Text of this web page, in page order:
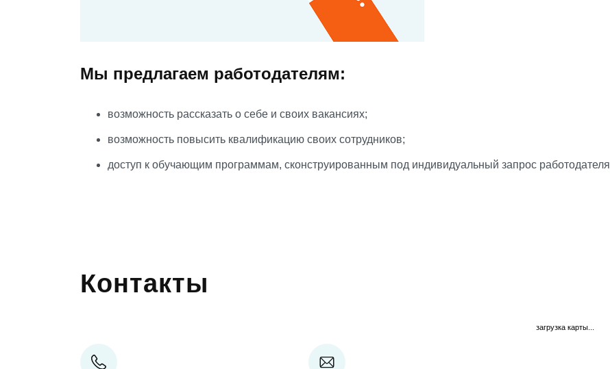
Мы предлагаем работодателям:
возможность рассказать о себе и своих вакансиях;
возможность повысить квалификацию своих сотрудников;
доступ к обучающим программам, сконструированным под индивидуальный запрос работодателя
Контакты
загрузка карты...